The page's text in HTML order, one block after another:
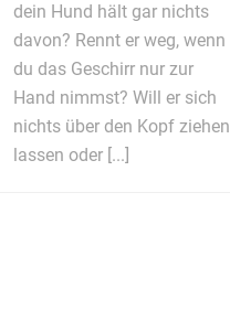
dein Hund hält gar nichts
davon? Rennt er weg, wenn
du das Geschirr nur zur
Hand nimmst? Will er sich
nichts über den Kopf ziehen
lassen oder [...]